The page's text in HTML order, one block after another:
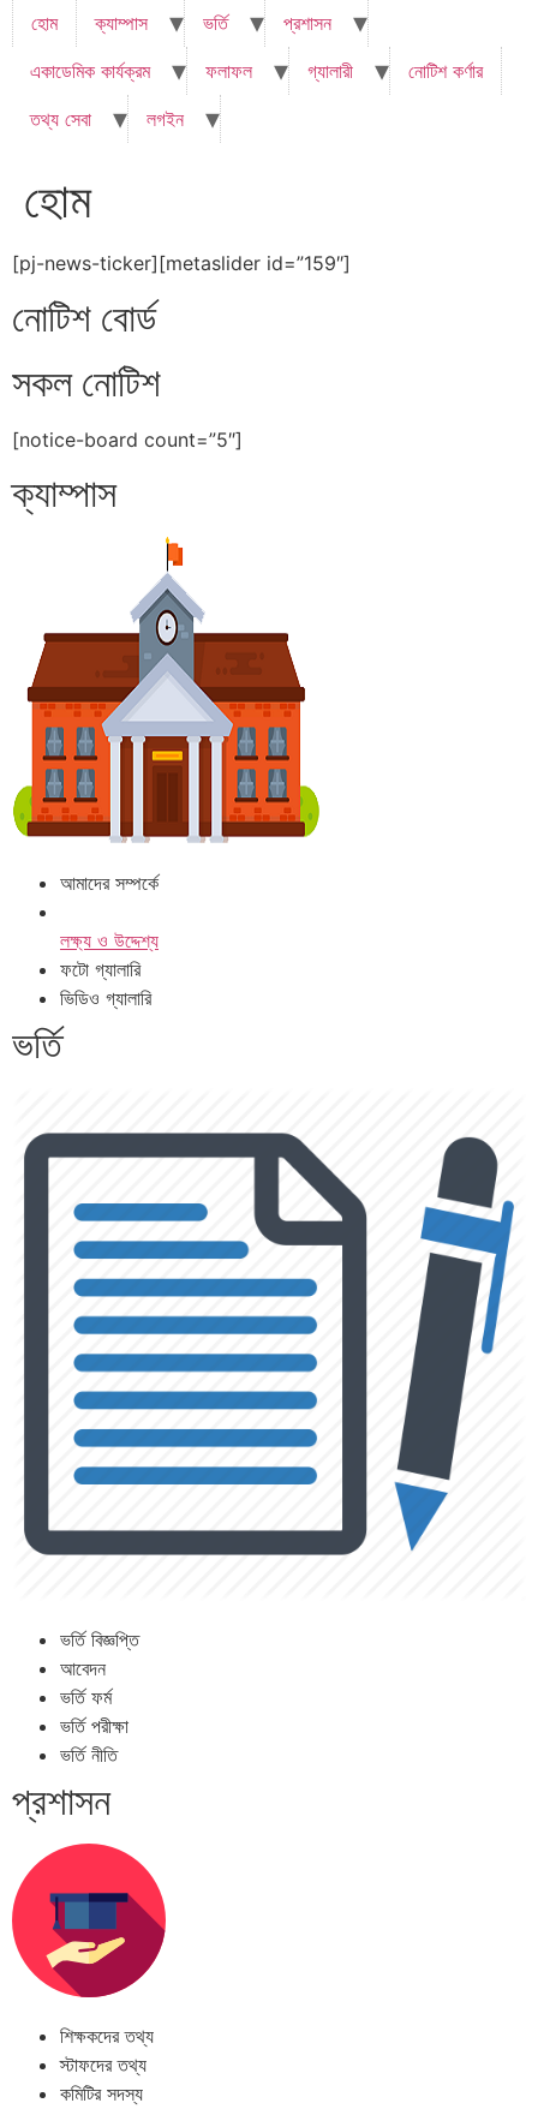
হোম ক্যাম্পাস ভর্তি
প্রশাসন
একাডেমিক কার্যক্রম
ফলাফল গ্যালারী
নোটিশ কর্ণার
তথ্য সেবা
লগইন
হোম
[pj-news-ticker][metaslider id=”159″]
নোটিশ বোর্ড
সকল নোটিশ
[notice-board count=”5″]
ক্যাম্পাস
আমাদের সম্পর্কে
লক্ষ্য ও উদ্দেশ্য
ফটো গ্যালারি
ভিডিও গ্যালারি
ভর্তি
ভর্তি বিজ্ঞপ্তি
আবেদন
ভর্তি ফর্ম
ভর্তি পরীক্ষা
ভর্তি নীতি
প্রশাসন
শিক্ষকদের তথ্য
স্টাফদের তথ্য
কমিটির সদস্য